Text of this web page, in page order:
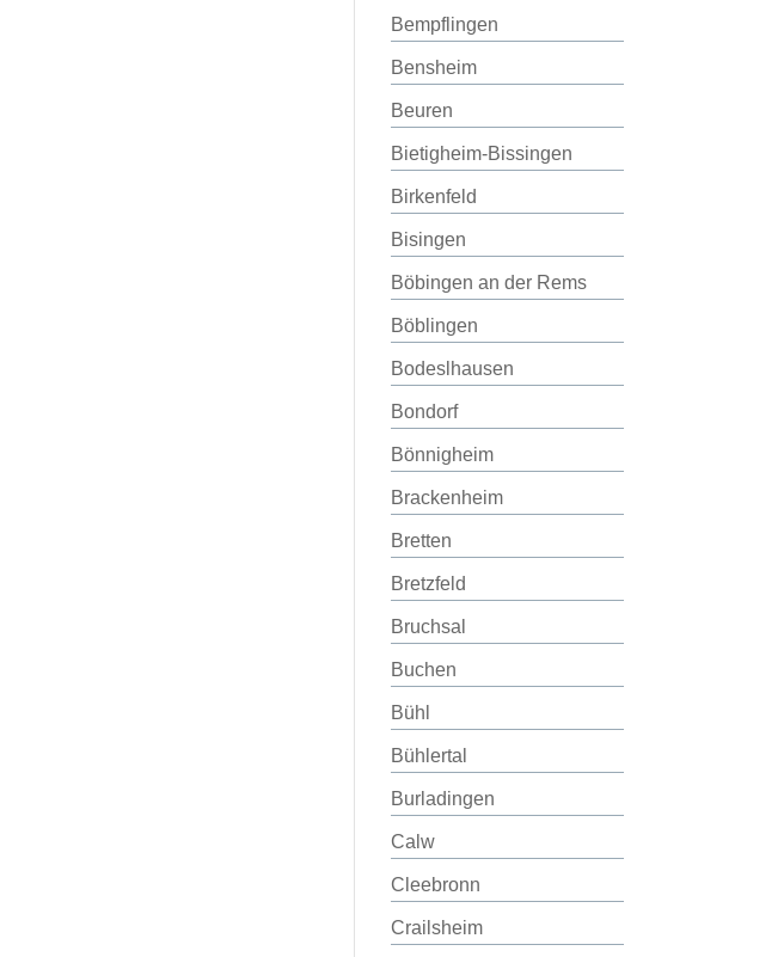
Bempflingen
Bensheim
Beuren
Bietigheim-Bissingen
Birkenfeld
Bisingen
Böbingen an der Rems
Böblingen
Bodeslhausen
Bondorf
Bönnigheim
Brackenheim
Bretten
Bretzfeld
Bruchsal
Buchen
Bühl
Bühlertal
Burladingen
Calw
Cleebronn
Crailsheim